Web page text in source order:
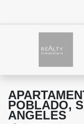
POBLADO,
ANGELES